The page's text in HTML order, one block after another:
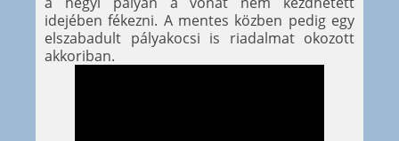
idejében fékezni. A mentes közben pedig egy
elszabadult pályakocsi is riadalmat okozott
akkoriban.